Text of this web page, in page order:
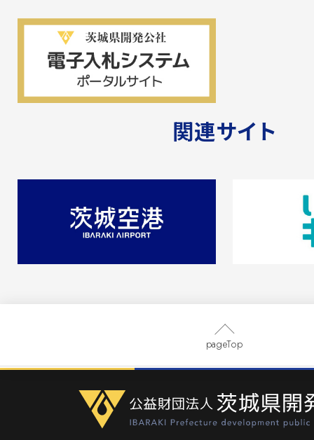
一般競争入札のご案内
「第76-42号 坂東山地区 植栽工事(
フロンティアパーク坂東(坂東山地区)
注見通し(令和7年度第3四半期分)につ
令和7年度工事の発注見通し一覧(R7
東
工事発注図(坂東)
関連サイト
pageTop